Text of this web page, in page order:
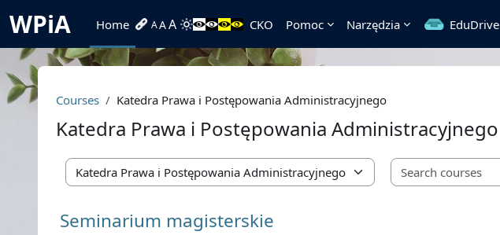
WPiA Home AAA CKO Pomoc Narzędzia EduDrive
Courses Katedra Prawa i Postępowania Administracyjnego
Katedra Prawa i Postępowania Administracyjnego
Course categories
Seminarium magisterskie